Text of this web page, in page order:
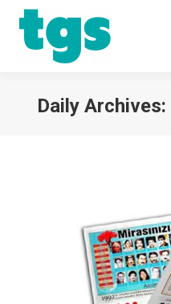
Daily Archives: